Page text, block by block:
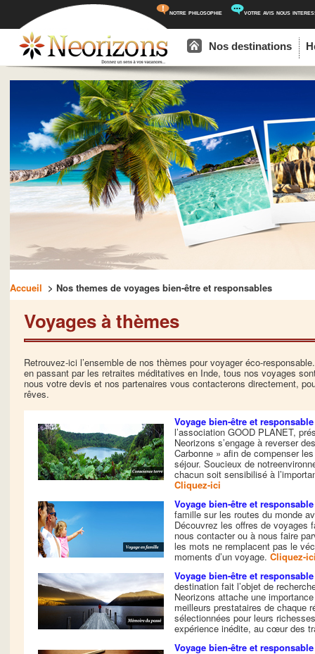
notre philosophie votre avis nous
Aller au contenu principal
Aller au contenu secondaire
Nos destinations
Accueil > Nos themes de voyages bien-être et responsables
Voyages à thèmes
Retrouvez-ici l’ensemble de nos thèmes pour voyager éco-
en passant par les retraites méditatives en Inde, tous nos voyages
nous votre devis et nos partenaires vous contacterons directement,
rêves.
Voyage bien-être et
l’association GOOD PLANET,
Neorizons s’engage à reverser
Carbonne » afin de compenser
séjour. Soucieux de
chacun soit sensibilisé à
Cliquez-ici
Voyage bien-être et
famille sur les routes du monde
Découvrez les offres de voyages
nous contacter ou à nous faire
les mots ne remplacent pas le
moments d’un voyage. Cliquez-
Voyage bien-être et
destination fait l’objet de
Neorizons attache une
meilleurs prestataires de chaque
sélectionnées pour leurs
expérience inédite, au cœur des
Voyage bien-être et